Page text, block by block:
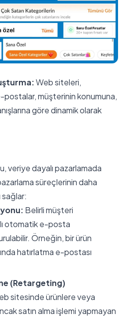
Web siteleri,
postalar, müşterinin konumuna,
göre dinamik olarak
veriye dayalı pazarlamada
süreçlerinin daha
sağlar:
Belirli müşteri
otomatik e-posta
Örneğin, bir ürün
hatırlatma e-postası
(Retargeting)
sitesinde ürünlere veya
satın alma işlemi yapmayan